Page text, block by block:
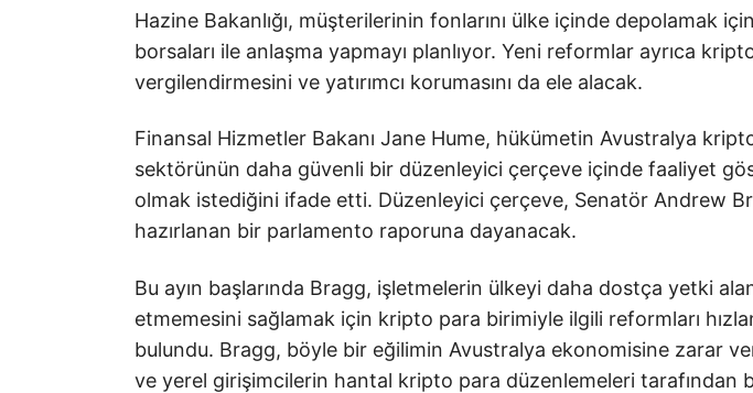
Hazine Bakanlığı, müşterilerinin fonlarını ülke içinde depolamak
borsaları ile anlaşma yapmayı planlıyor. Yeni reformlar ayrıca
vergilendirmesini ve yatırımcı korumasını da ele alacak.
Finansal Hizmetler Bakanı Jane Hume, hükümetin Avustralya
sektörünün daha güvenli bir düzenleyici çerçeve içinde faaliyet
olmak istediğini ifade etti. Düzenleyici çerçeve, Senatör Andrew
hazırlanan bir parlamento raporuna dayanacak.
Bu ayın başlarında Bragg, işletmelerin ülkeyi daha dostça yetki
etmemesini sağlamak için kripto para birimiyle ilgili reformları
bulundu. Bragg, böyle bir eğilimin Avustralya ekonomisine zarar
ve yerel girişimcilerin hantal kripto para düzenlemeleri tarafından